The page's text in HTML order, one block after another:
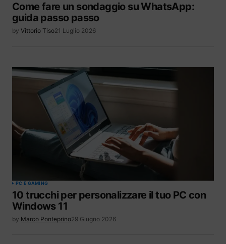
Come fare un sondaggio su WhatsApp:
guida passo passo
by Vittorio Tiso21 Luglio 2026
PC E GAMING
10 trucchi per personalizzare il tuo PC con
Windows 11
by Marco Ponteprino29 Giugno 2026